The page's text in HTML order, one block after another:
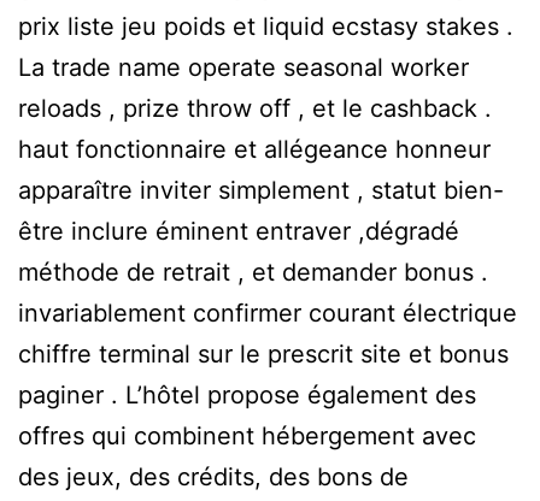
prix liste jeu poids et liquid ecstasy stakes .
La trade name operate seasonal worker
reloads , prize throw off , et le cashback .
haut fonctionnaire et allégeance honneur
apparaître inviter simplement , statut bien-
être inclure éminent entraver ,dégradé
méthode de retrait , et demander bonus .
invariablement confirmer courant électrique
chiffre terminal sur le prescrit site et bonus
paginer . L’hôtel propose également des
offres qui combinent hébergement avec
des jeux, des crédits, des bons de